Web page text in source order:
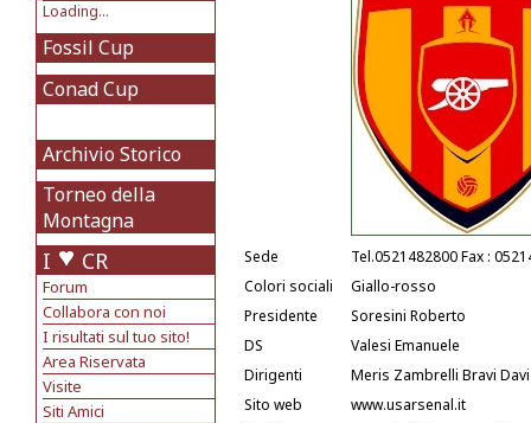
Loading...
Fossil Cup
Conad Cup
Archivio Storico
Torneo della
Montagna
I CR
Forum
Collabora con noi
I risultati sul tuo sito!
Area Riservata
Visite
Siti Amici
Sede
Tel.0521482800 Fax :
Colori sociali
Giallo-rosso
Presidente
Soresini Roberto
DS
Valesi Emanuele
Dirigenti
Meris Zambrelli Bravi
Sito web
www.usarsenal.it